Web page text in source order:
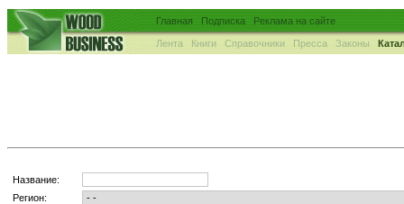
Главная Подписка Реклама на сайте
Лента Книги Справочники Пресса Законы
Название:
Регион: